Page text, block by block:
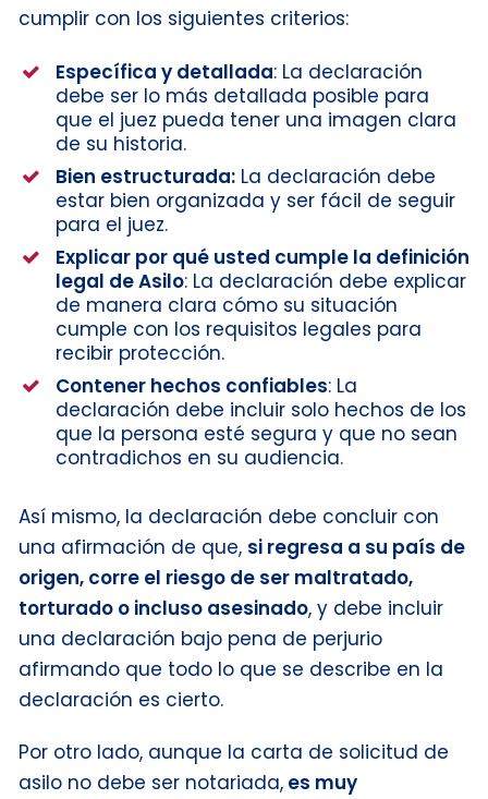
cumplir con los siguientes criterios:
Específica y detallada: La declaración
debe ser lo más detallada posible para
que el juez pueda tener una imagen clara
de su historia.
Bien estructurada: La declaración debe
estar bien organizada y ser fácil de seguir
para el juez.
Explicar por qué usted cumple la definición
legal de Asilo: La declaración debe explicar
de manera clara cómo su situación
cumple con los requisitos legales para
recibir protección.
Contener hechos confiables: La
declaración debe incluir solo hechos de los
que la persona esté segura y que no sean
contradichos en su audiencia.
Así mismo, la declaración debe concluir con
una afirmación de que, si regresa a su país de
origen, corre el riesgo de ser maltratado,
torturado o incluso asesinado, y debe incluir
una declaración bajo pena de perjurio
afirmando que todo lo que se describe en la
declaración es cierto.
Por otro lado, aunque la carta de solicitud de
asilo no debe ser notariada, es muy